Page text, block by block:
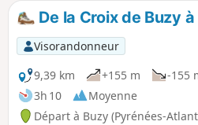
De la Croix de Buzy
Visorandonneur
9,39 km
+155 m
-155
3h 10
Moyenne
Départ à Buzy (Pyrénées-